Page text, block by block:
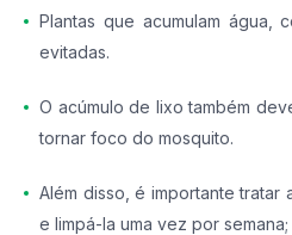
Plantas que acumulam água,
evitadas.
O acúmulo de lixo também
tornar foco do mosquito.
Além disso, é importante tratar
e limpá-la uma vez por